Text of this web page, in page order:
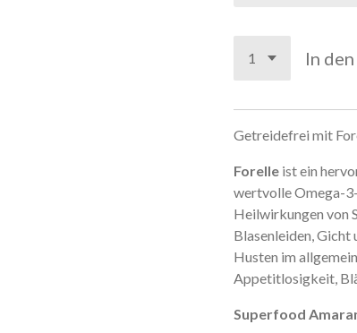
In
Getreidefrei mit
Forelle ist ein
wertvolle Omega-
Heilwirkungen von
Blasenleiden, Gicht
Husten im
Appetitlosigkeit,
Superfood